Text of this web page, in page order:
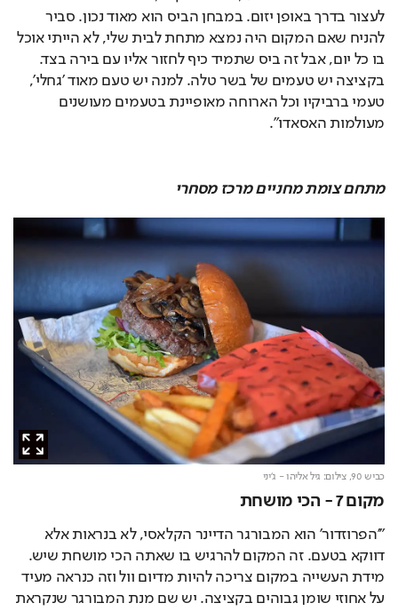
לעצור בדרך באופן יזום. במבחן הביס הוא מאוד נכון. סביר
להניח שאם המקום היה נמצא מתחת לבית שלי, לא הייתי אוכל
בו כל יום, אבל זה ביס שתמיד כיף לחזור אליו עם בירה בצד.
בקציצה יש טעמים של בשר טלה. למנה יש טעם מאוד 'גחלי',
טעמי ברביקיו וכל הארוחה מאופיינת בטעמים מעושנים
מעולמות האסאדו".
מתחם צומת מחניים מרכז מסחרי
כביש 90, צילום: גיל אליהו - ג'יני
מקום 7 - הכי מושחת
"'הפרוזדור' הוא המבורגר הדיינר הקלאסי, לא בנראות אלא
דווקא בטעם. זה המקום להרגיש בו שאתה הכי מושחת שיש.
מידת העשייה במקום צריכה להיות מדיום וול וזה כנראה מעיד
על אחוזי שומן גבוהים בקציצה. יש שם מנת המבורגר שנקראת